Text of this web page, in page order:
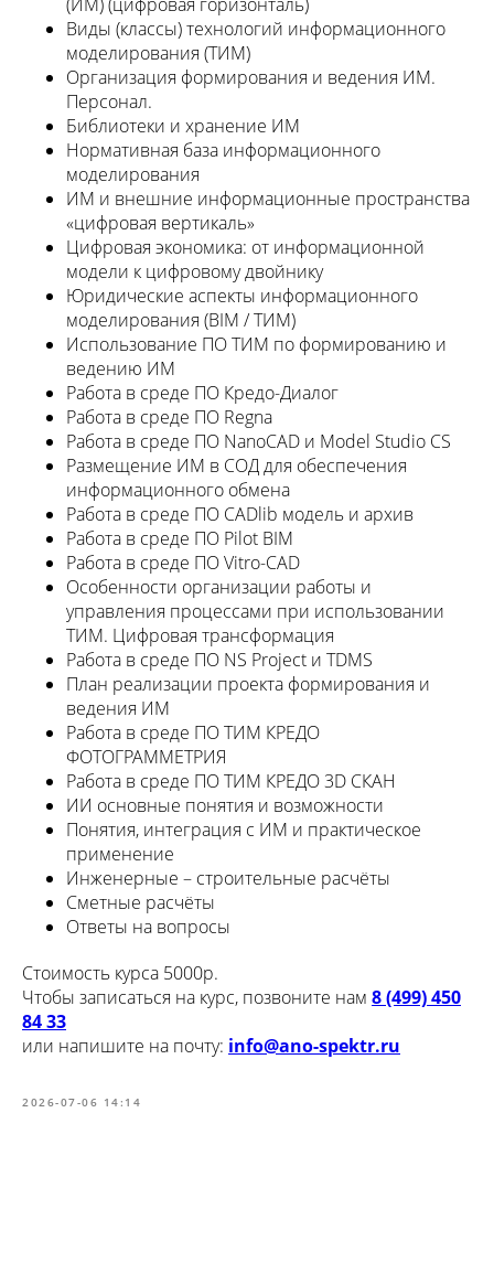
Виды (классы) технологий информационного
моделирования (ТИМ)
Организация формирования и ведения ИМ.
Персонал.
Библиотеки и хранение ИМ
Нормативная база информационного
моделирования
ИМ и внешние информационные пространства
«цифровая вертикаль»
Цифровая экономика: от информационной
модели к цифровому двойнику
Юридические аспекты информационного
моделирования (BIM / ТИМ)
Использование ПО ТИМ по формированию и
ведению ИМ
Работа в среде ПО Кредо-Диалог
Работа в среде ПО Regna
Работа в среде ПО NanoCAD и Model Studio CS
Размещение ИМ в СОД для обеспечения
информационного обмена
Работа в среде ПО CADlib модель и архив
Работа в среде ПО Pilot BIM
Работа в среде ПО Vitro-CAD
Особенности организации работы и
управления процессами при использовании
ТИМ. Цифровая трансформация
Работа в среде ПО NS Project и TDMS
План реализации проекта формирования и
ведения ИМ
Работа в среде ПО ТИМ КРЕДО
ФОТОГРАММЕТРИЯ
Работа в среде ПО ТИМ КРЕДО 3D СКАН
ИИ основные понятия и возможности
Понятия, интеграция с ИМ и практическое
применение
Инженерные – строительные расчёты
Сметные расчёты
Ответы на вопросы
Стоимость курса 5000р.
Чтобы записаться на курс, позвоните нам 8 (499) 450
84 33
или напишите на почту: info@ano-spektr.ru
2026-07-06 14:14